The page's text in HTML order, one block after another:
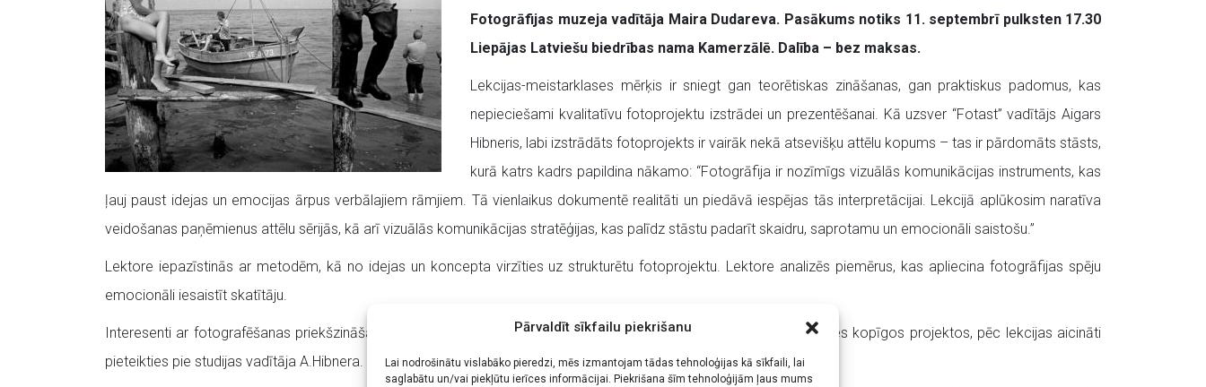
Pārvaldīt sīkfailu piekrišanu
Lai nodrošinātu vislabāko pieredzi, mēs izmantojam tādas tehnoloģijas kā sīkfaili, lai
saglabātu un/vai piekļūtu ierīces informācijai. Piekrišana šīm tehnoloģijām ļaus mums
Fotogrāfijas muzeja vadītāja Maira Dudareva. Pasākums notiks 11. septembrī pulksten 17.30
Liepājas Latviešu biedrības nama Kamerzālē. Dalība – bez maksas.
Lekcijas-meistarklases mērķis ir sniegt gan teorētiskas zināšanas, gan praktiskus padomus, kas
nepieciešami kvalitatīvu fotoprojektu izstrādei un prezentēšanai. Kā uzsver “Fotast” vadītājs Aigars
Hibneris, labi izstrādāts fotoprojekts ir vairāk nekā atsevišķu attēlu kopums – tas ir pārdomāts stāsts,
kurā katrs kadrs papildina nākamo: “Fotogrāfija ir nozīmīgs vizuālās komunikācijas instruments, kas
ļauj paust idejas un emocijas ārpus verbālajiem rāmjiem. Tā vienlaikus dokumentē realitāti un piedāvā iespējas tās interpretācijai. Lekcijā aplūkosim naratīva
veidošanas paņēmienus attēlu sērijās, kā arī vizuālās komunikācijas stratēģijas, kas palīdz stāstu padarīt skaidru, saprotamu un emocionāli saistošu.”
Lektore iepazīstinās ar metodēm, kā no idejas un koncepta virzīties uz strukturētu fotoprojektu. Lektore analizēs piemērus, kas apliecina fotogrāfijas spēju
emocionāli iesaistīt skatītāju.
Interesenti ar fotografēšanas priekšzināšanām, kuri vēlas iesaistīties Tautas fotokluba “Fotast” darbībā un piedalīties kopīgos projektos, pēc lekcijas aicināti
pieteikties pie studijas vadītāja A.Hibnera.